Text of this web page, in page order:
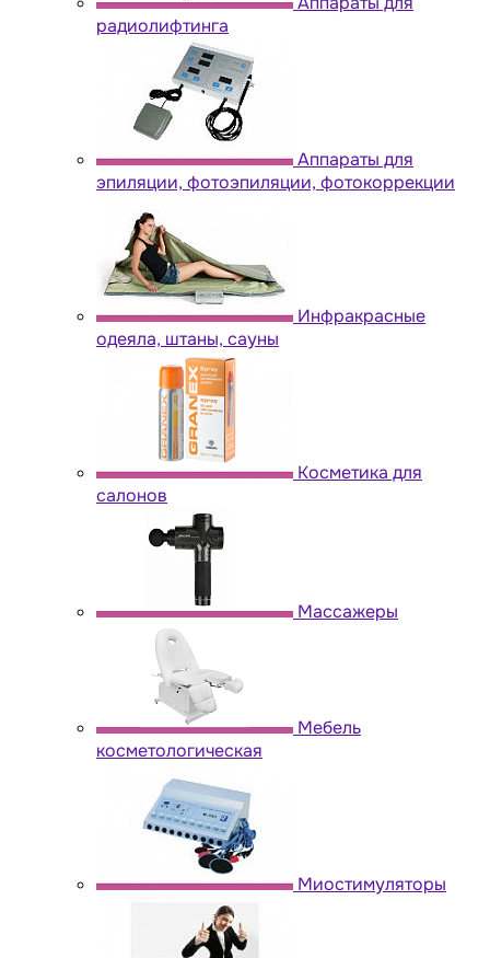
радиолифтинга
Аппараты для
эпиляции, фотоэпиляции, фотокоррекции
Инфракрасные
одеяла, штаны, сауны
Косметика для
салонов
Массажеры
Мебель
косметологическая
Миостимуляторы